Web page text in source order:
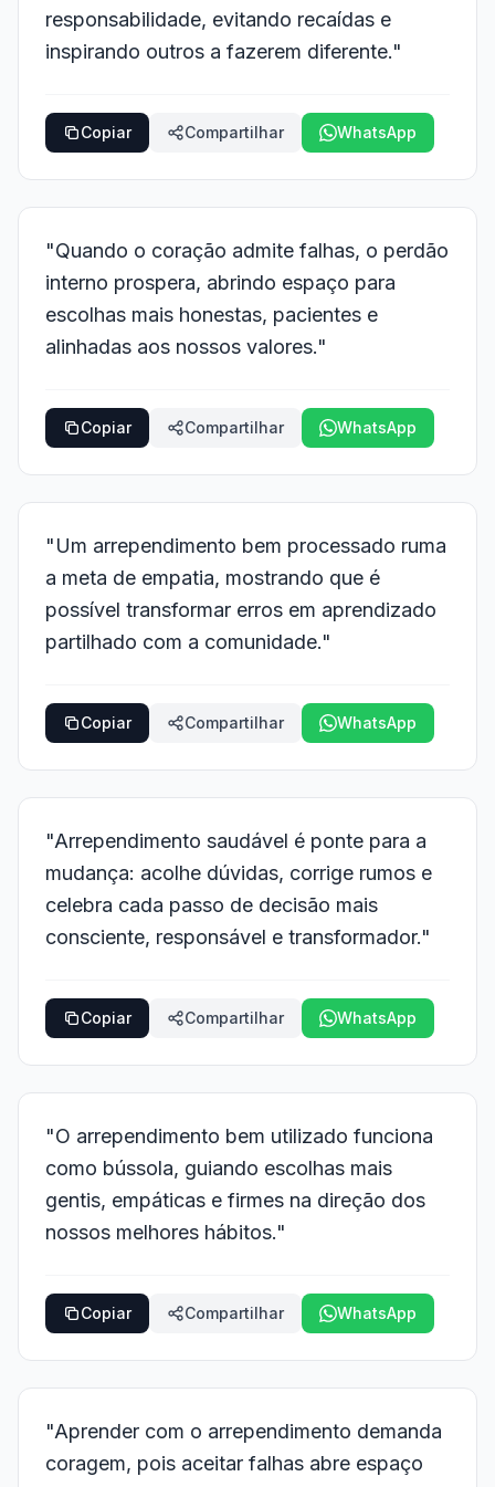
responsabilidade, evitando recaídas e
inspirando outros a fazerem diferente."
Copiar Compartilhar WhatsApp
"Quando o coração admite falhas, o perdão
interno prospera, abrindo espaço para
escolhas mais honestas, pacientes e
alinhadas aos nossos valores."
Copiar Compartilhar WhatsApp
"Um arrependimento bem processado ruma
a meta de empatia, mostrando que é
possível transformar erros em aprendizado
partilhado com a comunidade."
Copiar Compartilhar WhatsApp
"Arrependimento saudável é ponte para a
mudança: acolhe dúvidas, corrige rumos e
celebra cada passo de decisão mais
consciente, responsável e transformador."
Copiar Compartilhar WhatsApp
"O arrependimento bem utilizado funciona
como bússola, guiando escolhas mais
gentis, empáticas e firmes na direção dos
nossos melhores hábitos."
Copiar Compartilhar WhatsApp
"Aprender com o arrependimento demanda
coragem, pois aceitar falhas abre espaço